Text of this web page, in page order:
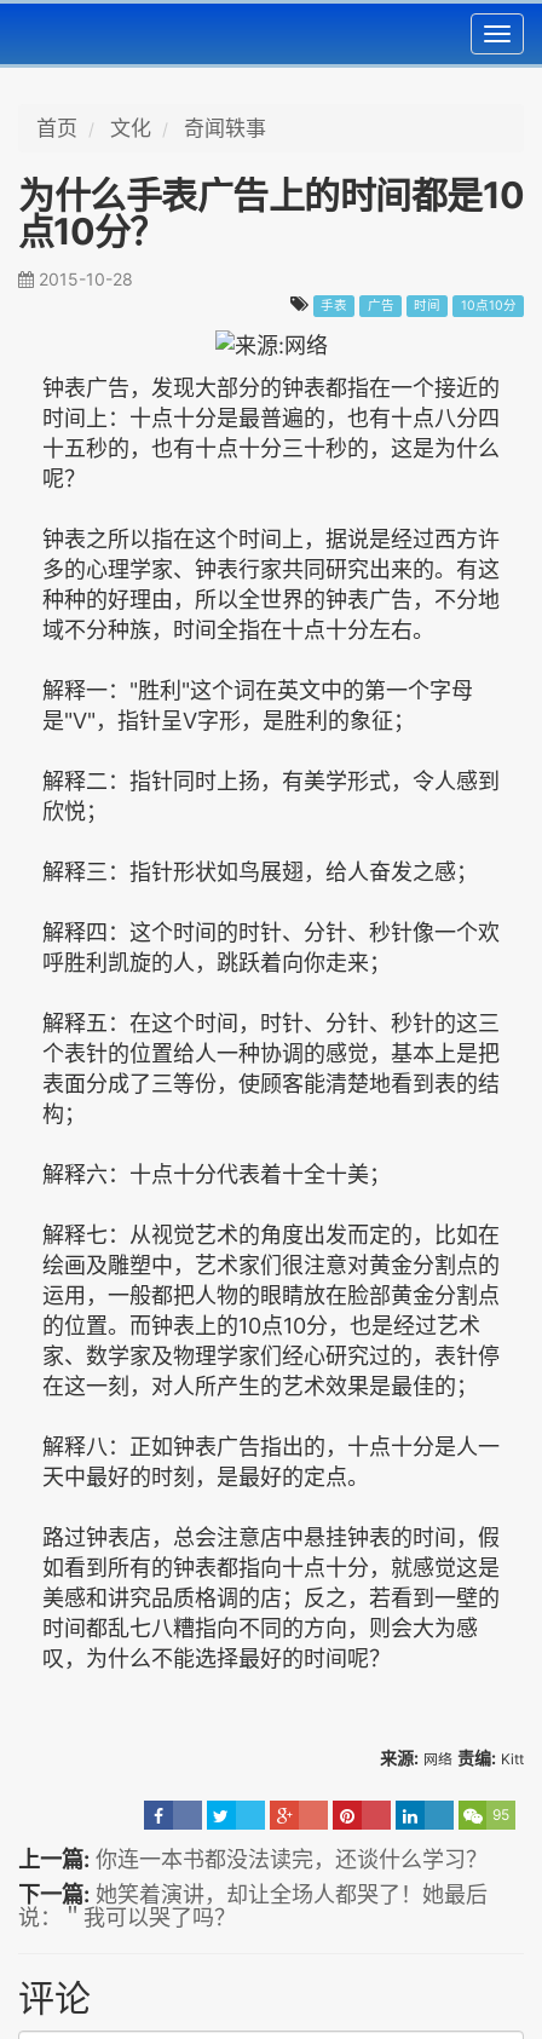
首页 文化 奇闻轶事
为什么手表广告上的时间都是10
点10分？
2015-10-28
手表 广告 时间 10点10分
钟表广告，发现大部分的钟表都指在一个接近的
时间上：十点十分是最普遍的，也有十点八分四
十五秒的，也有十点十分三十秒的，这是为什么
呢？
钟表之所以指在这个时间上，据说是经过西方许
多的心理学家、钟表行家共同研究出来的。有这
种种的好理由，所以全世界的钟表广告，不分地
域不分种族，时间全指在十点十分左右。
解释一："胜利"这个词在英文中的第一个字母
是"V"，指针呈V字形，是胜利的象征；
解释二：指针同时上扬，有美学形式，令人感到
欣悦；
解释三：指针形状如鸟展翅，给人奋发之感；
解释四：这个时间的时针、分针、秒针像一个欢
呼胜利凯旋的人，跳跃着向你走来；
解释五：在这个时间，时针、分针、秒针的这三
个表针的位置给人一种协调的感觉，基本上是把
表面分成了三等份，使顾客能清楚地看到表的结
构；
解释六：十点十分代表着十全十美；
解释七：从视觉艺术的角度出发而定的，比如在
绘画及雕塑中，艺术家们很注意对黄金分割点的
运用，一般都把人物的眼睛放在脸部黄金分割点
的位置。而钟表上的10点10分，也是经过艺术
家、数学家及物理学家们经心研究过的，表针停
在这一刻，对人所产生的艺术效果是最佳的；
解释八：正如钟表广告指出的，十点十分是人一
天中最好的时刻，是最好的定点。
路过钟表店，总会注意店中悬挂钟表的时间，假
如看到所有的钟表都指向十点十分，就感觉这是
美感和讲究品质格调的店；反之，若看到一壁的
时间都乱七八糟指向不同的方向，则会大为感
叹，为什么不能选择最好的时间呢？
来源: 网络 责编: Kitt
95
上一篇: 你连一本书都没法读完，还谈什么学习？
下一篇: 她笑着演讲，却让全场人都哭了！她最后
说：＂我可以哭了吗？
评论